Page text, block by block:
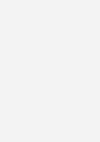
schon den
ohne
dem Verkauf
den Strom
Strom nutzen,
großer